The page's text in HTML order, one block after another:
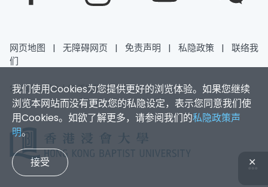
我们使用Cookies为您提供更好的浏览体验。如果您继续
浏览本网站而没有更改您的私隐设定，表示您同意我们使
用Cookies。如欲了解更多，请参阅我们的私隐政策声
明。
接受 ✕
网页地图 | 无障碍网页 | 免责声明 | 私隐政策 |
联络我
们
2026香港浸会大学 版权所有